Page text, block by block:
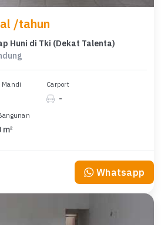
/tahun
Huni di Tki (Dekat Talenta)
Mandi Carport
-
m²
Whatsapp